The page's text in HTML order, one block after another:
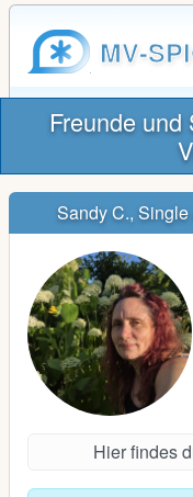
MV-
Freunde
Sandy C.,
Hier findes